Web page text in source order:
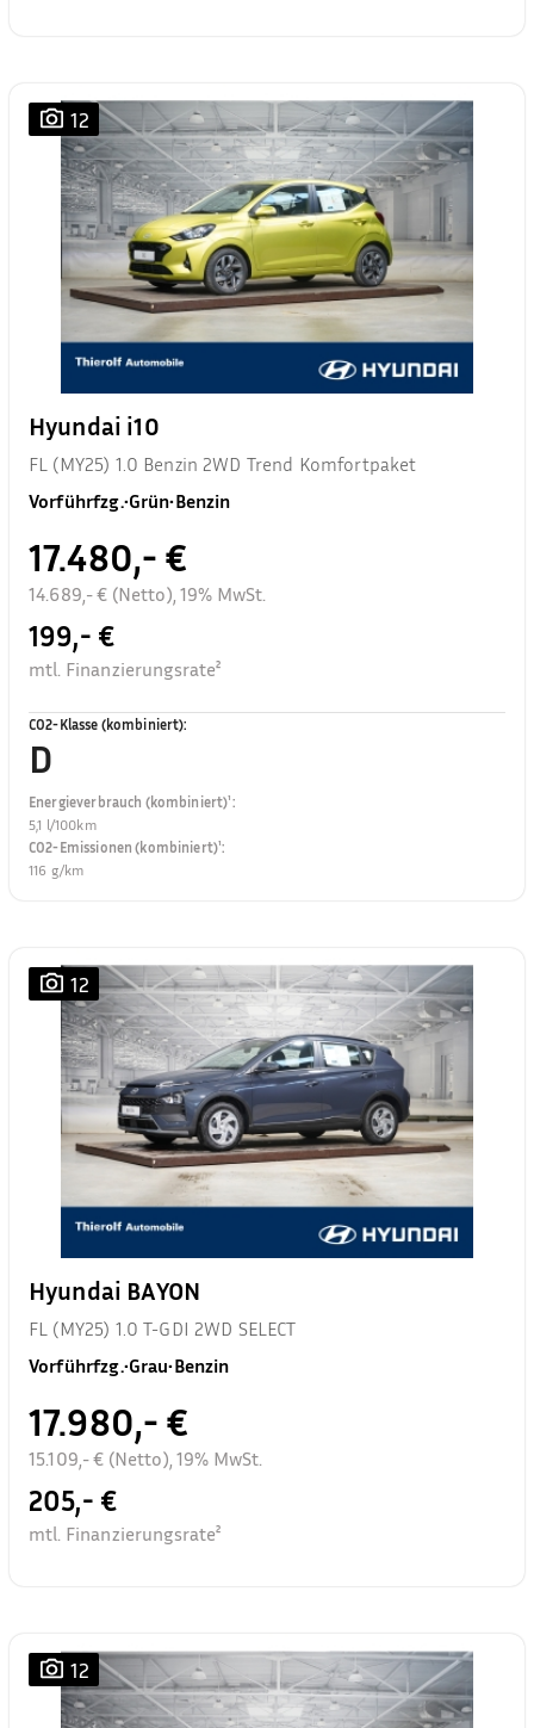
12
Hyundai i10
FL (MY25) 1.0 Benzin 2WD Trend Komfortpaket
Vorführfzg.•Grün•Benzin
17.480,- €
14.689,- € (Netto), 19% MwSt.
199,- €
mtl. Finanzierungsrate²
CO2-Klasse (kombiniert):
D
Energieverbrauch (kombiniert)¹:
5,1 l/100km
CO2-Emissionen (kombiniert)¹:
116 g/km
12
Hyundai BAYON
FL (MY25) 1.0 T-GDI 2WD SELECT
Vorführfzg.•Grau•Benzin
17.980,- €
15.109,- € (Netto), 19% MwSt.
205,- €
mtl. Finanzierungsrate²
12